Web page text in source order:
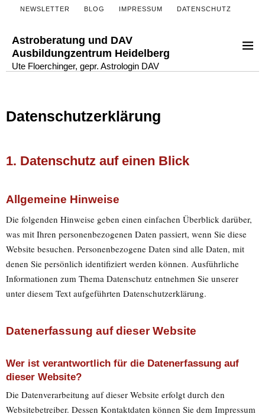
NEWSLETTER BLOG IMPRESSUM DATENSCHUTZ
Astroberatung und DAV
Ausbildungzentrum Heidelberg
Ute Floerchinger, gepr. Astrologin DAV
Datenschutz­erklärung
1. Datenschutz auf einen Blick
Allgemeine Hinweise
Die folgenden Hinweise geben einen einfachen Überblick darüber,
was mit Ihren personenbezogenen Daten passiert, wenn Sie diese
Website besuchen. Personenbezogene Daten sind alle Daten, mit
denen Sie persönlich identifiziert werden können. Ausführliche
Informationen zum Thema Datenschutz entnehmen Sie unserer
unter diesem Text aufgeführten Datenschutzerklärung.
Datenerfassung auf dieser Website
Wer ist verantwortlich für die Datenerfassung auf
dieser Website?
Die Datenverarbeitung auf dieser Website erfolgt durch den
Websitebetreiber. Dessen Kontaktdaten können Sie dem Impressum